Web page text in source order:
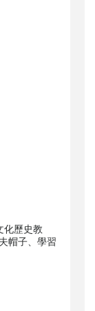
化歷史教
帽子、學習